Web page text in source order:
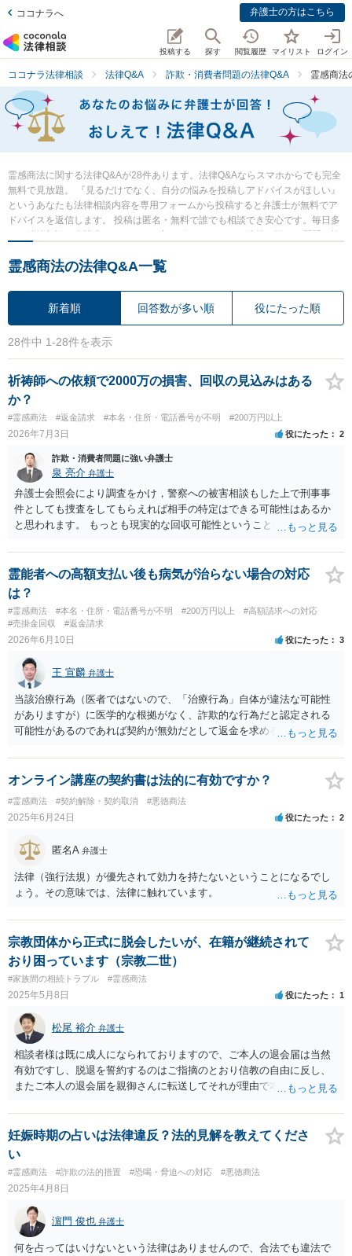
ココナラへ 弁護士の方はこちら
投稿する 探す 閲覧履歴 マイリスト ログイン
ココナラ法律相談 法律Q&A 詐欺・消費者問題の法律Q&A 霊感商法
霊感商法に関する法律Q&Aが28件あります。法律Q&Aならスマホからでも完全
無料で見放題。 『見るだけでなく、自分の悩みを投稿しアドバイスがほしい』
というあなたも法律相談内容を専用フォームから投稿すると弁護士が無料でア
ドバイスを返信します。 投稿は匿名・無料で誰でも相談でき安心です。毎日多
くの法律相談に弁護士がアドバイス中。 今すぐあなたの法律の悩み・質問を検
霊感商法の法律Q&A一覧
新着順 回答数が多い順 役にたった順
28件中 1-28件を表示
祈祷師への依頼で2000万の損害、回収の見込みはある
か？
#霊感商法 #返金請求 #本名・住所・電話番号が不明 #200万円以上
2026年7月3日 役にたった 2
詐欺・消費者問題に強い弁護士
泉 亮介 弁護士
弁護士会照会により調査をかけ，警察への被害相談もした上で刑事事
件としても捜査をしてもらえれば相手の特定はできる可能性はあるか
と思われます。 もっとも現実的な回収可能性ということから考える
えた上で弁護士費用をかけて対応をするかどうかを検討する必要があ
るように思われます。
霊能者への高額支払い後も病気が治らない場合の対応
は？
#霊感商法 #本名・住所・電話番号が不明 #200万円以上
#高額請求への対応
#売掛金回収
#返金請求
2026年6月10日 役にたった 3
王 宣麟 弁護士
当該治療行為（医者ではないので、「治療行為」自体が違法な可能性
がありますが）に医学的な根拠がなく、詐欺的な行為だと認定される
可能性があるのであれば契約が無効だとして返金を求める可能性があ
いては、加害者に資金がないことを理由に、回収が出来ずに案件が終
了することもありますので、お手元にある相手方を特定するための証
拠や契約書類、説明資料等を含めて弁護士に相談されるのをお勧めし
ます。
オンライン講座の契約書は法的に有効ですか？
#霊感商法 #契約解除・契約取消 #悪徳商法
2025年6月24日 役にたった 2
匿名A 弁護士
法律（強行法規）が優先されて効力を持たないということになるでし
ょう。その意味では、法律に触れています。
宗教団体から正式に脱会したいが、在籍が継続されて
おり困っています（宗教二世）
#家族間の相続トラブル #霊感商法
2025年5月8日 役にたった 1
松尾 裕介 弁護士
相談者様は既に成人になられておりますので、ご本人の退会届は当然
有効ですし、脱退を誓約するのはご指摘のとおり信教の自由に反し、
またご本人の退会届を親御さんに転送してそれが理由で本部が退会に
ような理由で、誠実に対応いただけなければ損害賠償請求も検討する
旨申し入れたうえで、弁護士名義等で、退会証明等を依頼する内容証
明郵便を本部宛に送付することが考えられるかと思います。
妊娠時期の占いは法律違反？法的見解を教えてくださ
い
#霊感商法 #詐欺の法的措置 #恐喝・脅迫への対応 #悪徳商法
2025年4月8日
濵門 俊也 弁護士
何を占ってはいけないという法律はありませんので、合法でも違法で